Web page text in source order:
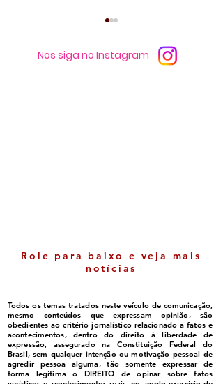
Nos siga no Instagram
Role para baixo e veja mais
notícias
Todos os temas tratados neste veículo de comunicação,
mesmo conteúdos que expressam opinião, são
obedientes ao critério jornalístico relacionado a fatos e
acontecimentos, dentro do direito à liberdade de
expressão, assegurado na Constituição Federal do
Brasil, sem qualquer intenção ou motivação pessoal de
agredir pessoa alguma, tão somente expressar de
forma legítima o DIREITO de opinar sobre fatos